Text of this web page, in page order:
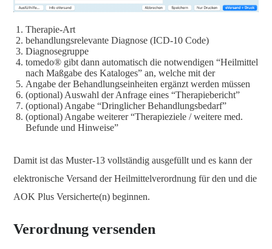
Therapie-Art
behandlungsrelevante Diagnose (ICD-10 Code)
Diagnosegruppe
tomedo® gibt dann automatisch die notwendigen “Heilmittel
nach Maßgabe des Kataloges” an, welche mit der
Angabe der Behandlungseinheiten ergänzt werden müssen
(optional) Auswahl der Anfrage eines “Therapiebericht”
(optional) Angabe “Dringlicher Behandlungsbedarf”
(optional) Angabe weiterer “Therapieziele / weitere med.
Befunde und Hinweise”
Damit ist das Muster-13 vollständig ausgefüllt und es kann der
elektronische Versand der Heilmittelverordnung für den und die
AOK Plus Versicherte(n) beginnen.
Verordnung versenden